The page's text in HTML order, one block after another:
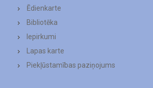
Ēdienkarte
Bibliotēka
Iepirkumi
Lapas karte
Piekļūstamības paziņojums